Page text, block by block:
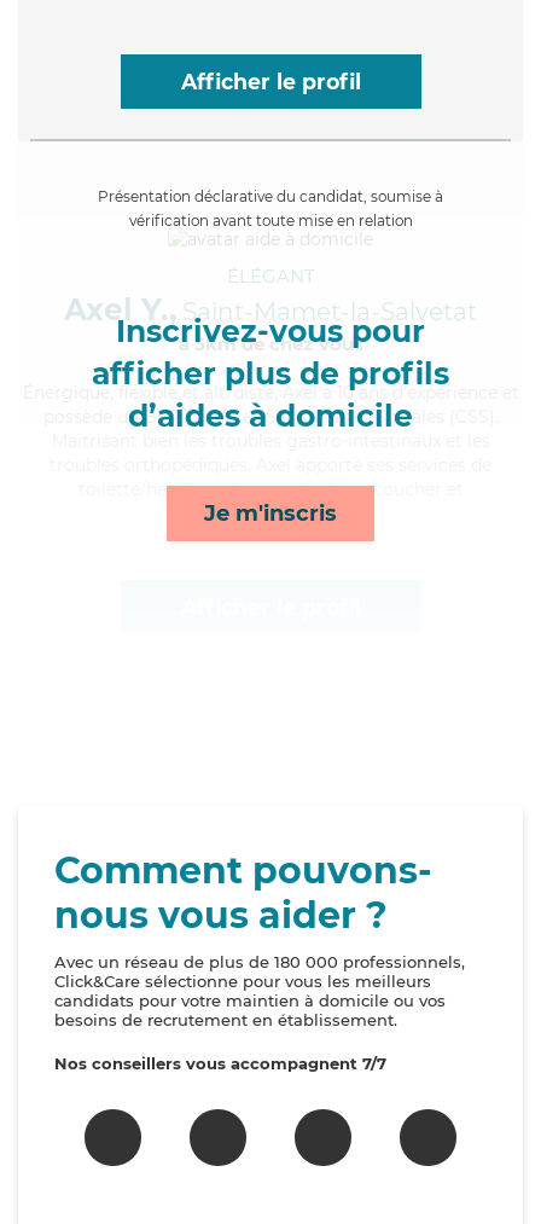
Afficher le profil
Présentation déclarative du candidat, soumise à
vérification avant toute mise en relation
Inscrivez-vous pour
afficher plus de profils
d’aides à domicile
Je m'inscris
ÉLÉGANT
Axel Y., Saint-Mamet-la-Salvetat
à 5km de chez Vous
, flexible et altruiste, Axel a 10 ans d'expérience et
possède un BEP Carrières Sanitaires et Sociales (CSS).
toilette/habillage, transports, lever/coucher et
surveillance de nuit*
Comment pouvons-
nous vous aider ?
Avec un réseau de plus de 180 000 professionnels,
Click&Care sélectionne pour vous les meilleurs
candidats pour votre maintien à domicile ou vos
besoins de recrutement en établissement.
Nos conseillers vous accompagnent 7/7